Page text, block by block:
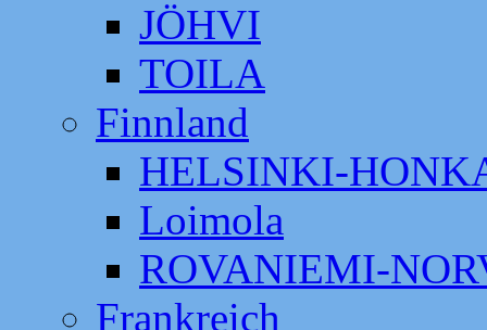
JÖHVI
TOILA
Finnland
HELSINKI-
Loimola
ROVANIEMI-
Frankreich